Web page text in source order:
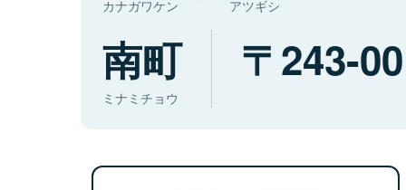
カナガワケン アツギシ
南町
ミナミチョウ
243-